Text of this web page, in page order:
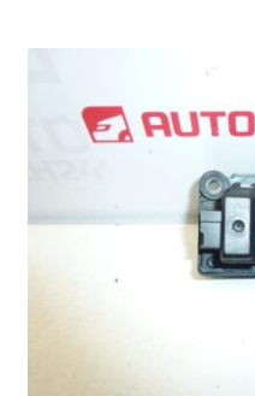
Paiements